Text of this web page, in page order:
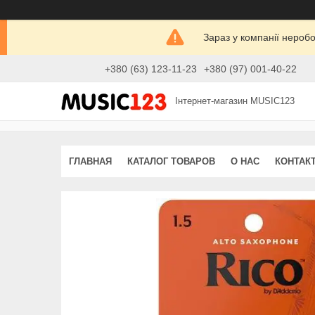
Зараз у компанії
+380 (63) 123-11-23 +380 (97) 001-40-22
Інтернет-магазин MUSIC123
ГЛАВНАЯ КАТАЛОГ ТОВАРОВ О НАС